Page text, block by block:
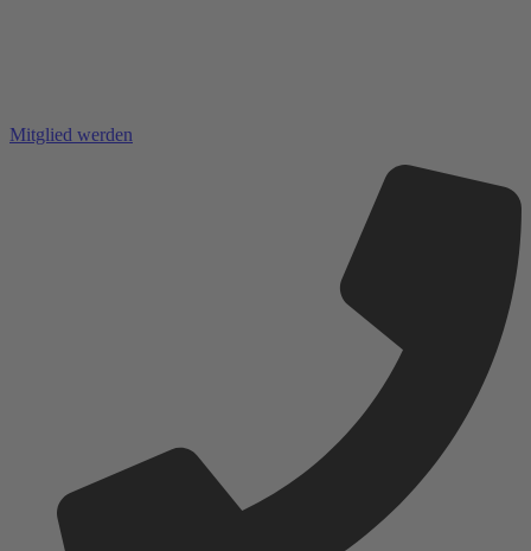
Mitglied werden